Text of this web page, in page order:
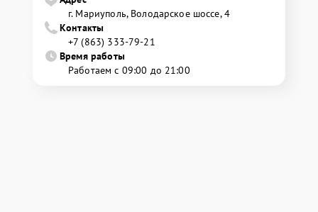
г. Мариуполь, Володарское шоссе, 4
Контакты
+7 (863) 333-79-21
Время работы
Работаем с 09:00 до 21:00